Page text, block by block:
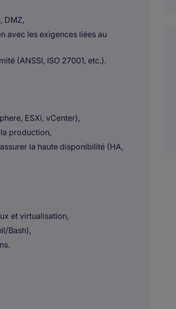
DMZ,
avec les exigences liées au
(ANSSI, ISO 27001, etc.).
ESXi, vCenter),
production,
la haute disponibilité (HA,
et virtualisation,
Bash),